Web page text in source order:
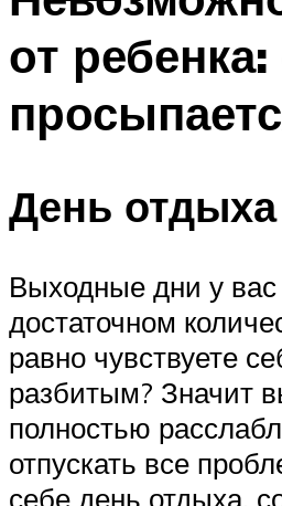
от ребенка:
День отдыха
Выходные дни у
достаточном
равно чувствуете
разбитым? Значит
полностью
отпускать все
себе день отдыха,